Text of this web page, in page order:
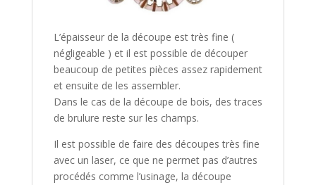
L’épaisseur de la découpe est très fine (
négligeable ) et il est possible de découper
beaucoup de petites pièces assez rapidement
et ensuite de les assembler.
Dans le cas de la découpe de bois, des traces
de brulure reste sur les champs.
Il est possible de faire des découpes très fine
avec un laser, ce que ne permet pas d’autres
procédés comme l’usinage, la découpe